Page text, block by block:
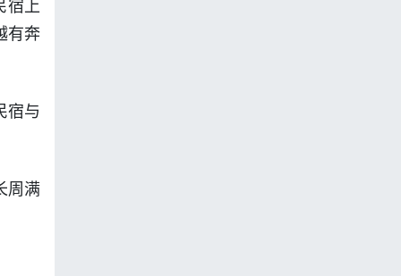
有奔
宿与
周满